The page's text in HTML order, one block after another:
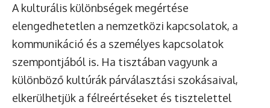
A kulturális különbségek megértése
elengedhetetlen a nemzetközi kapcsolatok, a
kommunikáció és a személyes kapcsolatok
szempontjából is. Ha tisztában vagyunk a
különböző kultúrák párválasztási szokásaival,
elkerülhetjük a félreértéseket és tisztelettel